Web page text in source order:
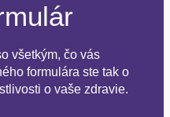
všetkým, čo vás
formulára ste tak o
o vaše zdravie.